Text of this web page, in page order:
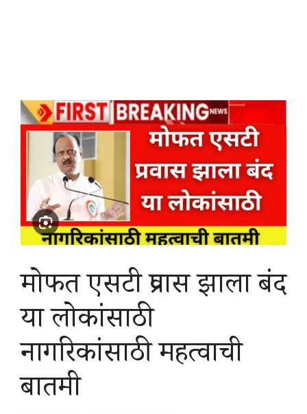
मोफत एसटी प्रवास झाला बंद
या लोकांसाठी
नागरिकांसाठी महत्वाची
बातमी